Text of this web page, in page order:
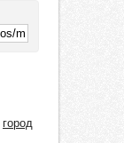
город